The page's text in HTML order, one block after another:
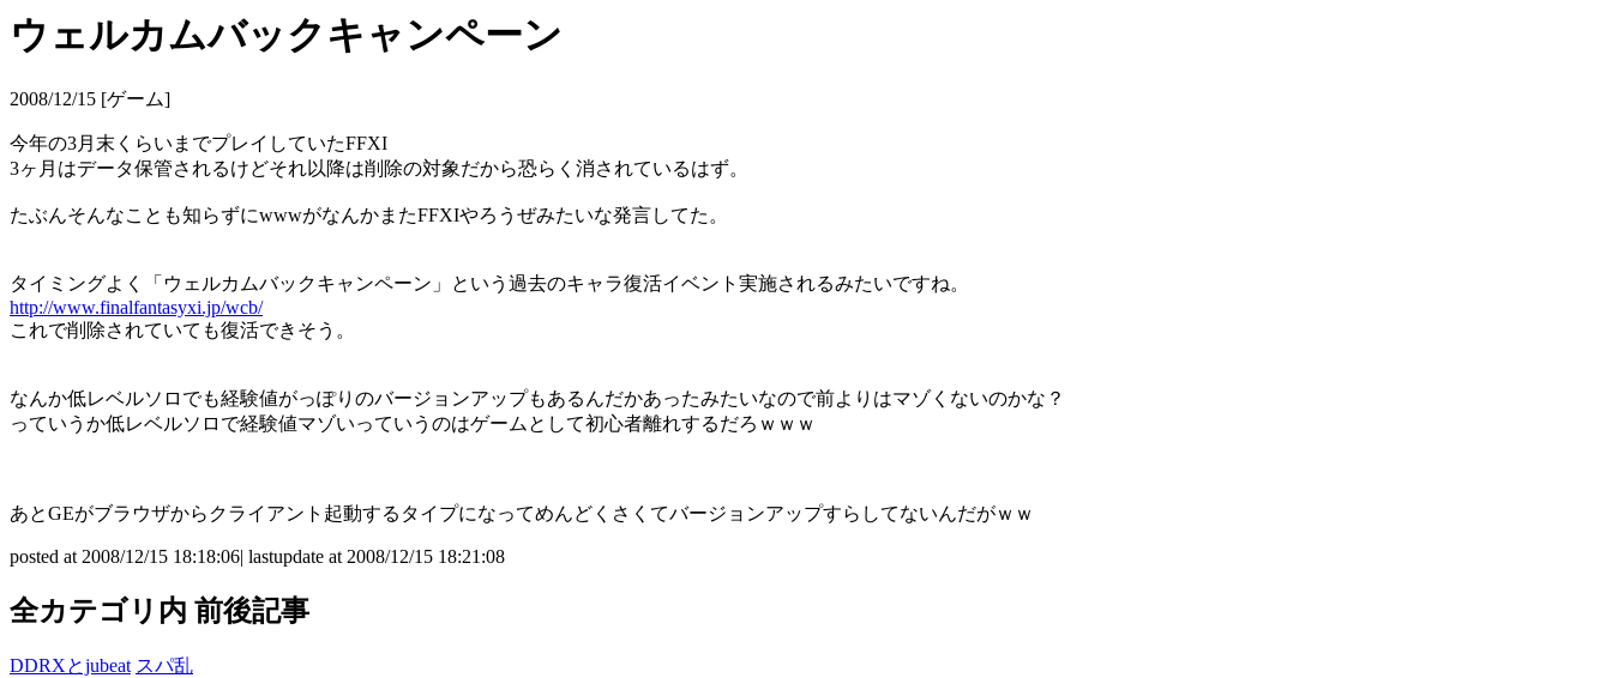
ウェルカムバックキャンペーン
2008/12/15 [ゲーム]
今年の3月末くらいまでプレイしていたFFXI
3ヶ月はデータ保管されるけどそれ以降は削除の対象だから恐らく消されているはず。
たぶんそんなことも知らずにwwwがなんかまたFFXIやろうぜみたいな発言してた。
タイミングよく「ウェルカムバックキャンペーン」という過去のキャラ復活イベント実施されるみたいですね。
http://www.finalfantasyxi.jp/wcb/
これで削除されていても復活できそう。
なんか低レベルソロでも経験値がっぽりのバージョンアップもあるんだかあったみたいなので前よりはマゾくないのかな？
っていうか低レベルソロで経験値マゾいっていうのはゲームとして初心者離れするだろｗｗｗ
あとGEがブラウザからクライアント起動するタイプになってめんどくさくてバージョンアップすらしてないんだがｗｗ
posted at 2008/12/15 18:18:06| lastupdate at 2008/12/15 18:21:08
全カテゴリ内 前後記事
DDRXとjubeat スパ乱